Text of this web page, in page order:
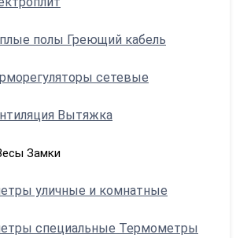
полы Греющий кабель
сетевые
Вытяжка
Замки
уличные и комнатные
специальные Термометры